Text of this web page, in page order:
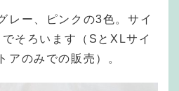
レー、ピンクの3色。サイ
そろいます（SとXLサイ
アのみでの販売）。